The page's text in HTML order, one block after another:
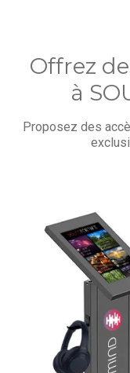
Offrez
à
Proposez des